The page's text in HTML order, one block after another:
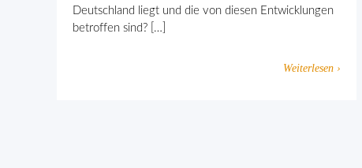
Deutschland liegt und die von diesen Entwicklungen
betroffen sind? […]
Weiterlesen ›